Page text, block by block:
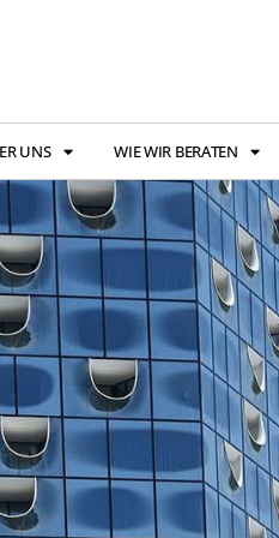
UNS WIE WIR BERATEN